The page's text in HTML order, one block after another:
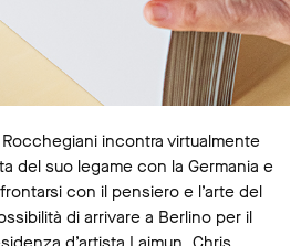
incontra virtualmente
del suo legame con la Germania e
con il pensiero e l’arte del
di arrivare a Berlino per il